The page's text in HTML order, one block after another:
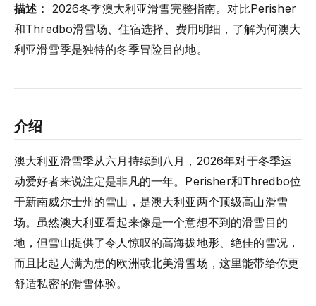
描述： 2026冬季澳大利亚滑雪完整指南。对比Perisher
和Thredbo滑雪场、住宿选择、费用明细，了解为何澳大
利亚滑雪季是独特的冬季冒险目的地。
介绍
澳大利亚滑雪季从六月持续到八月，2026年对于冬季运
动爱好者来说注定是非凡的一年。Perisher和Thredbo位
于新南威尔士州的雪山，是澳大利亚两个顶级高山滑雪
场。虽然澳大利亚看起来像是一个意想不到的滑雪目的
地，但雪山提供了令人惊叹的高海拔地形、绝佳的雪况，
而且比起人满为患的欧洲或北美滑雪场，这里能带给你更
舒适私密的滑雪体验。